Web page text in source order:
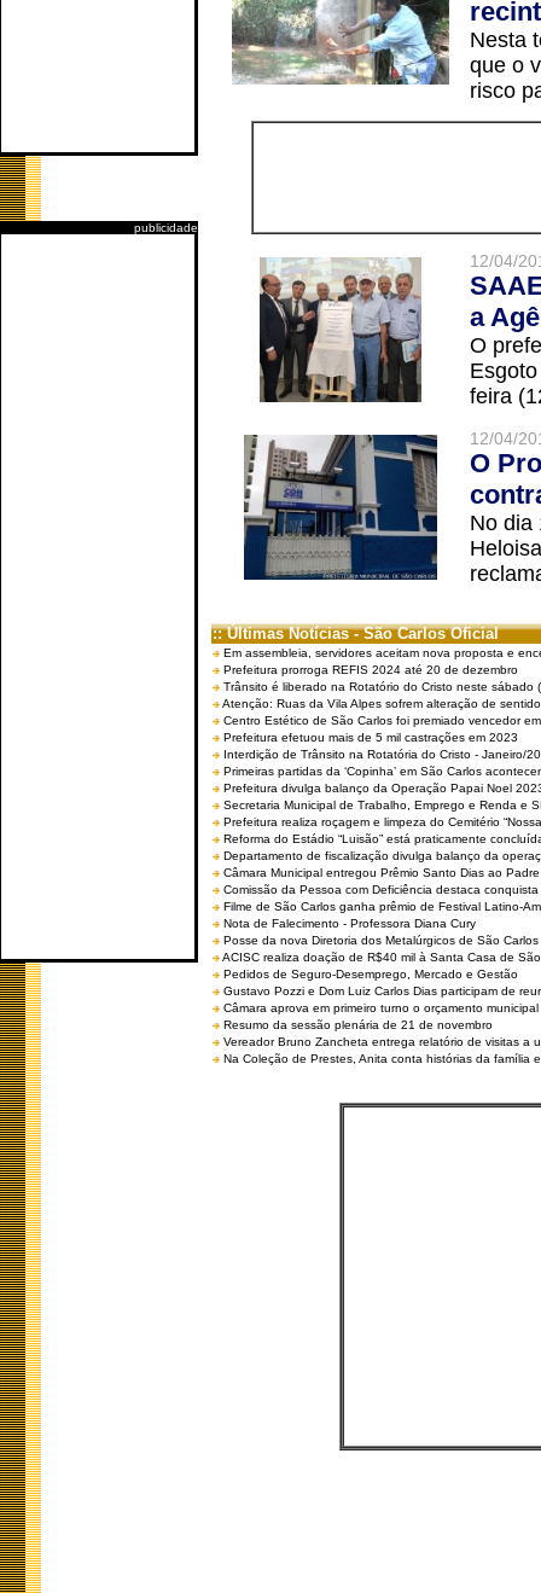
publicidade
Nesta
que o
risco
12/04/
a
O
feira
12/04/
O
No dia
:: Últimas Notícias - São Carlos Oficial
Em assembleia, servidores aceitam nova proposta e
Prefeitura prorroga REFIS 2024 até 20 de dezembro
Trânsito é liberado na Rotatório do Cristo neste sábado
Atenção: Ruas da Vila Alpes sofrem alteração de
Centro Estético de São Carlos foi premiado vencedor
Prefeitura efetuou mais de 5 mil castrações em 2023
Interdição de Trânsito na Rotatória do Cristo - Janeiro/
Primeiras partidas da ‘Copinha’ em São Carlos
Prefeitura divulga balanço da Operação Papai Noel
Secretaria Municipal de Trabalho, Emprego e Renda e
Prefeitura realiza roçagem e limpeza do Cemitério
Reforma do Estádio “Luisão” está praticamente
Departamento de fiscalização divulga balanço da
Câmara Municipal entregou Prêmio Santo Dias ao
Comissão da Pessoa com Deficiência destaca
Filme de São Carlos ganha prêmio de Festival Latino-
Nota de Falecimento - Professora Diana Cury
Posse da nova Diretoria dos Metalúrgicos de São
ACISC realiza doação de R$40 mil à Santa Casa de
Pedidos de Seguro-Desemprego, Mercado e Gestão
Gustavo Pozzi e Dom Luiz Carlos Dias participam de
Câmara aprova em primeiro turno o orçamento
Resumo da sessão plenária de 21 de novembro
Vereador Bruno Zancheta entrega relatório de visitas a
Na Coleção de Prestes, Anita conta histórias da família